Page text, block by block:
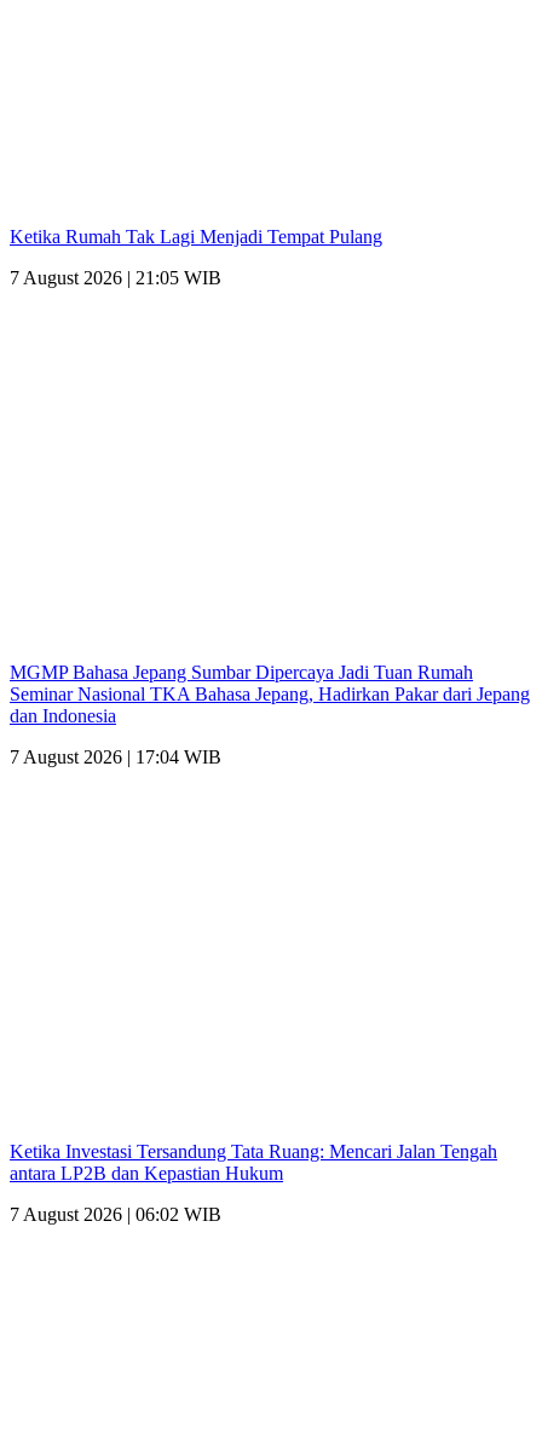
Ketika Rumah Tak Lagi Menjadi Tempat Pulang
7 August 2026 | 21:05 WIB
MGMP Bahasa Jepang Sumbar Dipercaya Jadi Tuan Rumah
Seminar Nasional TKA Bahasa Jepang, Hadirkan Pakar dari Jepang
dan Indonesia
7 August 2026 | 17:04 WIB
Ketika Investasi Tersandung Tata Ruang: Mencari Jalan Tengah
antara LP2B dan Kepastian Hukum
7 August 2026 | 06:02 WIB